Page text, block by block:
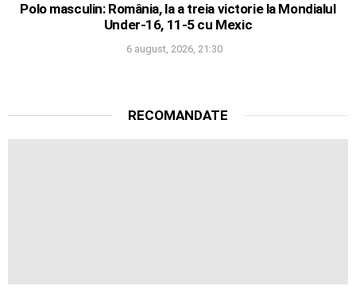
Polo masculin: România, la a treia victorie la Mondialul
Under-16, 11-5 cu Mexic
6 august, 2026, 21:30
RECOMANDATE